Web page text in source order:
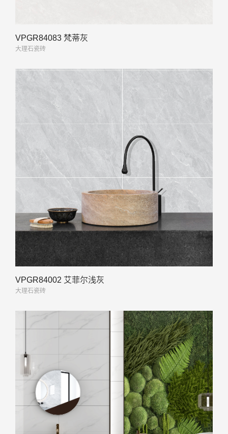
VPGR84083 梵蒂灰
大理石瓷砖
VPGR84002 艾菲尔浅灰
大理石瓷砖